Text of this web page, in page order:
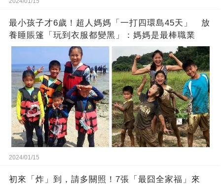
最小孩子才6歲！超人媽媽「一打四環島45天」 放
養睡賬篷「玩到衣服都變黑」：媽媽是最棒職業
2024/01/15
初來「炸」到，請多關照！7張「最囧全家福」來